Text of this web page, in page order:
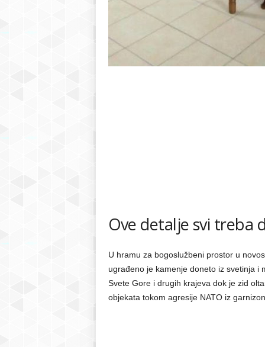
Ove detalje svi treba
U hramu za bogoslužbeni prostor u
ugrađeno je kamenje doneto iz svetinja i
Svete Gore i drugih krajeva dok je zid
objekata tokom agresije NATO iz